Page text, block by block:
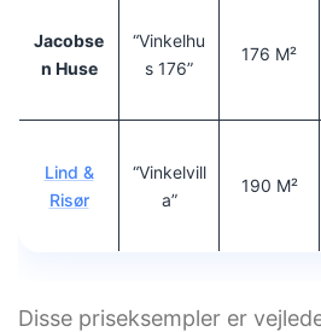
Jacobse
N Huse
“Vinkelhu
S 176”
176 M²
Lind &
Risør
“Vinkelvill
A”
190 M²
Disse priseksempler er